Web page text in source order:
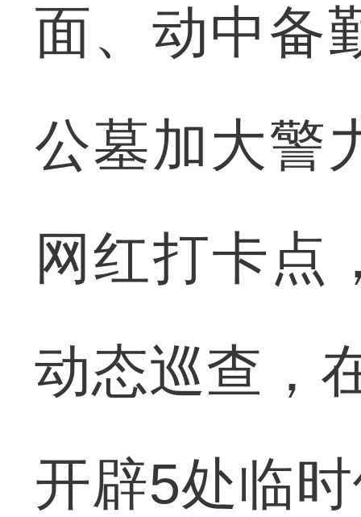
面、动中备
公墓加大警
网红打卡点
动态巡查，
开辟5处临